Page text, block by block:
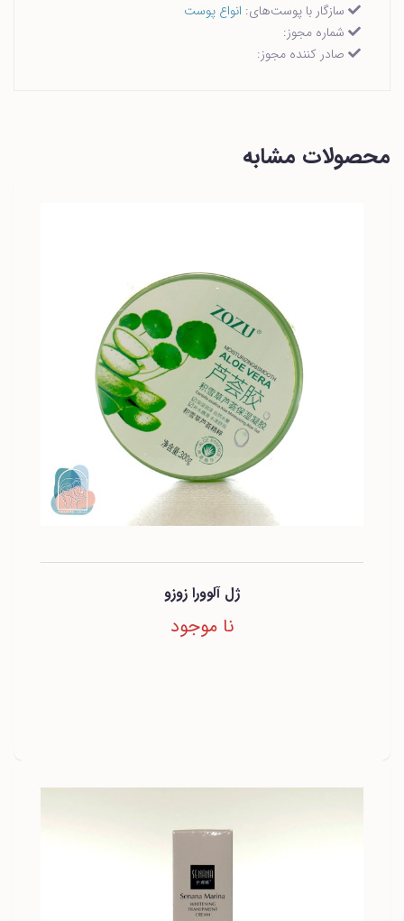
سازگار با پوست‌های: انواع پوست
شماره مجوز:
صادر کننده مجوز:
محصولات مشابه
ژل آلوورا زوزو
نا موجود